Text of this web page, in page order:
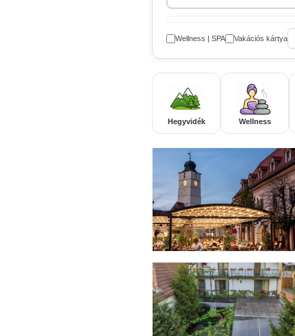
Wellness | SPA Vakációs kártya
Hegyvidék Wellness